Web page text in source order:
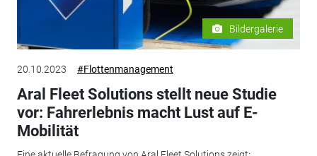
Bildergalerie
20.10.2023 #Flottenmanagement
Aral Fleet Solutions stellt neue Studie
vor: Fahrerlebnis macht Lust auf E-
Mobilität